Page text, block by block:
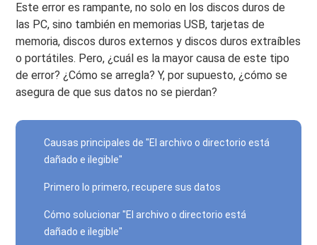
Este error es rampante, no solo en los discos duros de
las PC, sino también en memorias USB, tarjetas de
memoria, discos duros externos y discos duros extraíbles
o portátiles. Pero, ¿cuál es la mayor causa de este tipo
de error? ¿Cómo se arregla? Y, por supuesto, ¿cómo se
asegura de que sus datos no se pierdan?
Causas principales de "El archivo o directorio está
dañado e ilegible"
Primero lo primero, recupere sus datos
Cómo solucionar "El archivo o directorio está
dañado e ilegible"